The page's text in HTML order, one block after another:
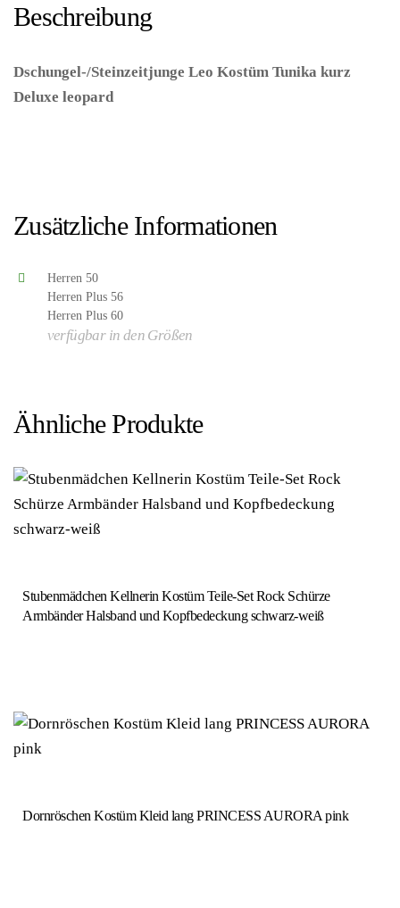
Beschreibung
Dschungel-/Steinzeitjunge Leo Kostüm Tunika kurz
Deluxe leopard
Zusätzliche Informationen
Herren 50
Herren Plus 56
Herren Plus 60
verfügbar in den Größen
Ähnliche Produkte
Stubenmädchen Kellnerin Kostüm Teile-Set Rock Schürze
Armbänder Halsband und Kopfbedeckung schwarz-weiß
Dornröschen Kostüm Kleid lang PRINCESS AURORA pink